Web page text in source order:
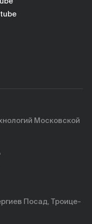
Московской
Посад, Троице-